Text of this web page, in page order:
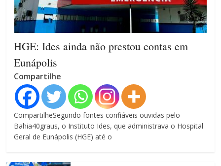
HGE: Ides ainda não prestou contas em
Eunápolis
Compartilhe
CompartilheSegundo fontes confiáveis ouvidas pelo
Bahia40graus, o Instituto Ides, que administrava o Hospital
Geral de Eunápolis (HGE) até o